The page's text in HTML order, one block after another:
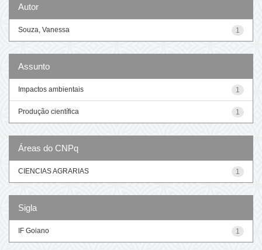
Autor
1
Souza, Vanessa
Assunto
1
Impactos ambientais
1
Produção científica
Áreas do CNPq
1
CIENCIAS AGRARIAS
Sigla
1
IF Goiano